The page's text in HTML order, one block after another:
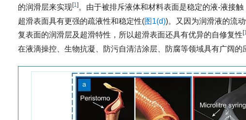
的润滑层来实现[1]。由于被排斥液体和材料表面是稳定的液-液接
超滑表面具有更强的疏液性和稳定性(图1(d))。又因为润滑液的流
复表面的润滑层及超滑特性，所以超滑表面还具有优异的自修复性 [
在液滴操控、生物抗凝、防污自清洁涂层、防腐等领域具有广阔